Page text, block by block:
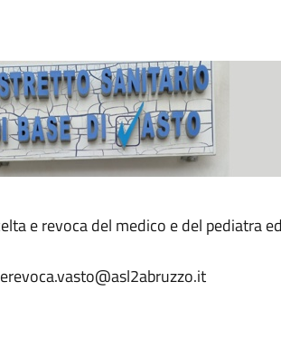
e revoca del medico e del pediatra